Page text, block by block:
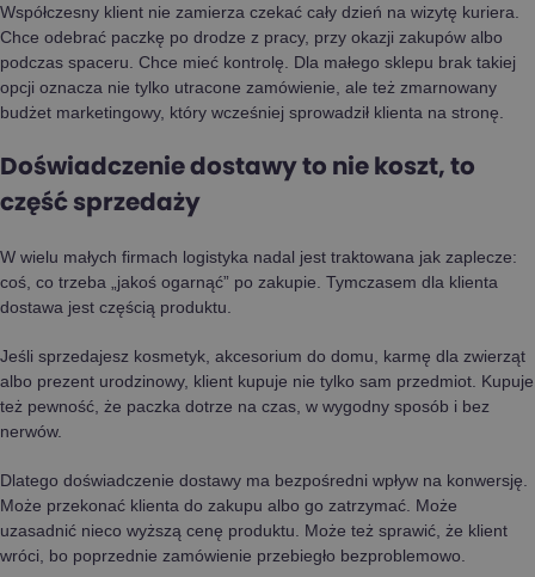
Współczesny klient nie zamierza czekać cały dzień na wizytę kuriera.
Chce odebrać paczkę po drodze z pracy, przy okazji zakupów albo
podczas spaceru. Chce mieć kontrolę. Dla małego sklepu brak takiej
opcji oznacza nie tylko utracone zamówienie, ale też zmarnowany
budżet marketingowy, który wcześniej sprowadził klienta na stronę.
Doświadczenie dostawy to nie koszt, to
część sprzedaży
W wielu małych firmach logistyka nadal jest traktowana jak zaplecze:
coś, co trzeba „jakoś ogarnąć” po zakupie. Tymczasem dla klienta
dostawa jest częścią produktu.
Jeśli sprzedajesz kosmetyk, akcesorium do domu, karmę dla zwierząt
albo prezent urodzinowy, klient kupuje nie tylko sam przedmiot. Kupuje
też pewność, że paczka dotrze na czas, w wygodny sposób i bez
nerwów.
Dlatego doświadczenie dostawy ma bezpośredni wpływ na konwersję.
Może przekonać klienta do zakupu albo go zatrzymać. Może
uzasadnić nieco wyższą cenę produktu. Może też sprawić, że klient
wróci, bo poprzednie zamówienie przebiegło bezproblemowo.